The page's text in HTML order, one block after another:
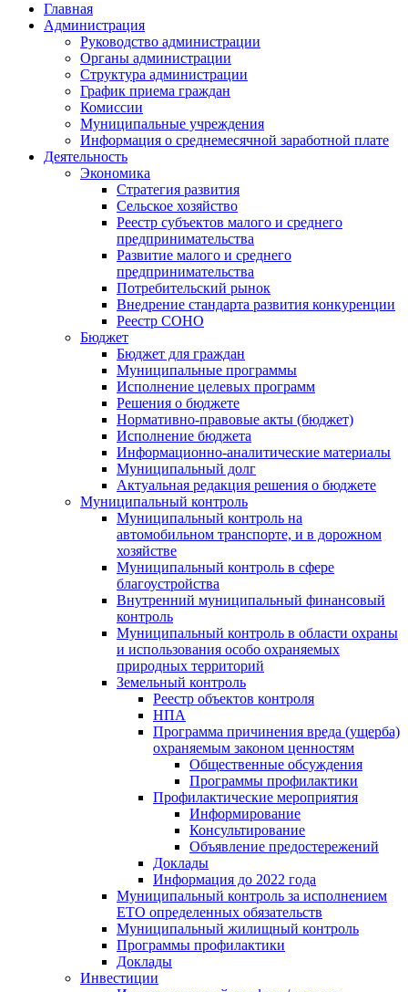
Главная
Администрация
Руководство администрации
Органы администрации
Структура администрации
График приема граждан
Комиссии
Муниципальные учреждения
Информация о среднемесячной заработной плате
Деятельность
Экономика
Стратегия развития
Сельское хозяйство
Реестр субъектов малого и среднего
предпринимательства
Развитие малого и среднего
предпринимательства
Потребительский рынок
Внедрение стандарта развития конкуренции
Реестр СОНО
Бюджет
Бюджет для граждан
Муниципальные программы
Исполнение целевых программ
Решения о бюджете
Нормативно-правовые акты (бюджет)
Исполнение бюджета
Информационно-аналитические материалы
Муниципальный долг
Актуальная редакция решения о бюджете
Муниципальный контроль
Муниципальный контроль на
автомобильном транспорте, и в дорожном
хозяйстве
Муниципальный контроль в сфере
благоустройства
Внутренний муниципальный финансовый
контроль
Муниципальный контроль в области охраны
и использования особо охраняемых
природных территорий
Земельный контроль
Реестр объектов контроля
НПА
Программа причинения вреда (ущерба)
охраняемым законом ценностям
Общественные обсуждения
Программы профилактики
Профилактические мероприятия
Информирование
Консультирование
Объявление предостережений
Доклады
Информация до 2022 года
Муниципальный контроль за исполнением
ЕТО определенных обязательств
Муниципальный жилищный контроль
Программы профилактики
Доклады
Инвестиции